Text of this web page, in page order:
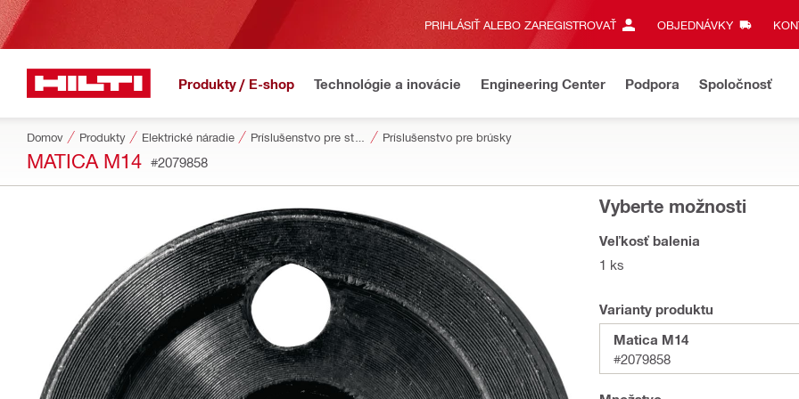
PRIHLÁSIŤ ALEBO ZAREGISTROVAŤ OBJEDNÁVKY
Produkty / E-shop Technológie a inovácie Engineering Center Podpora Spoločnosť
Domov Produkty Elektrické náradie Príslušenstvo pre brúsky
MATICA M14 #2079858
Vyberte možnosti
Veľkosť balenia
1 ks
Varianty produktu
Matica M14
#2079858